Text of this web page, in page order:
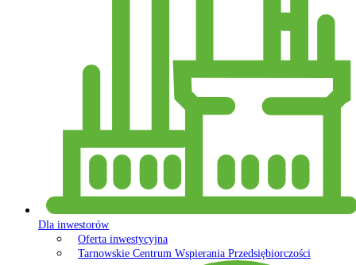
Dla inwestorów
Oferta inwestycyjna
Tarnowskie Centrum Wspierania Przedsiębiorczości